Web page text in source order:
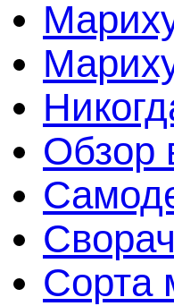
Обзор
Сорта